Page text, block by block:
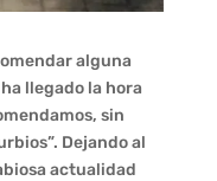
alguna
llegado la hora
sin
Dejando al
actualidad